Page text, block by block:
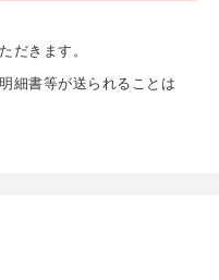
だきます。
細書等が送られることは